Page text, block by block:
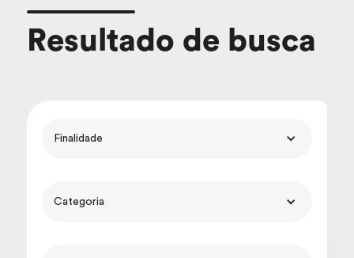
Resultado de busca
Finalidade
Categoria